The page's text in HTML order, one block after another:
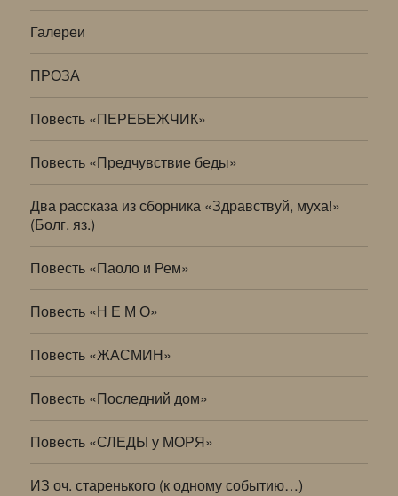
Галереи
ПРОЗА
Повесть «ПЕРЕБЕЖЧИК»
Повесть «Предчувствие беды»
Два рассказа из сборника «Здравствуй, муха!»
(Болг. яз.)
Повесть «Паоло и Рем»
Повесть «Н Е М О»
Повесть «ЖАСМИН»
Повесть «Последний дом»
Повесть «СЛЕДЫ у МОРЯ»
ИЗ оч. старенького (к одному событию…)